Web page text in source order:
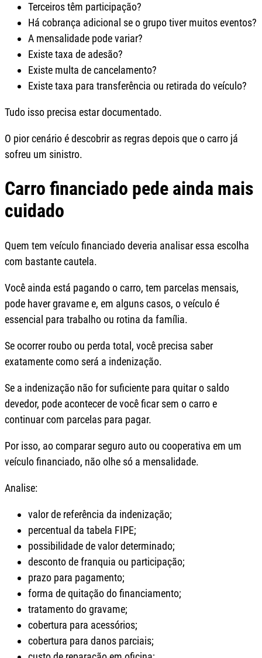
Terceiros têm participação?
Há cobrança adicional se o grupo tiver muitos eventos?
A mensalidade pode variar?
Existe taxa de adesão?
Existe multa de cancelamento?
Existe taxa para transferência ou retirada do veículo?
Tudo isso precisa estar documentado.
O pior cenário é descobrir as regras depois que o carro já
sofreu um sinistro.
Carro financiado pede ainda mais
cuidado
Quem tem veículo financiado deveria analisar essa escolha
com bastante cautela.
Você ainda está pagando o carro, tem parcelas mensais,
pode haver gravame e, em alguns casos, o veículo é
essencial para trabalho ou rotina da família.
Se ocorrer roubo ou perda total, você precisa saber
exatamente como será a indenização.
Se a indenização não for suficiente para quitar o saldo
devedor, pode acontecer de você ficar sem o carro e
continuar com parcelas para pagar.
Por isso, ao comparar seguro auto ou cooperativa em um
veículo financiado, não olhe só a mensalidade.
Analise:
valor de referência da indenização;
percentual da tabela FIPE;
possibilidade de valor determinado;
desconto de franquia ou participação;
prazo para pagamento;
forma de quitação do financiamento;
tratamento do gravame;
cobertura para acessórios;
cobertura para danos parciais;